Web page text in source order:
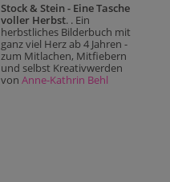
Stock & Stein - Eine Tasche
voller Herbst. . Ein
herbstliches Bilderbuch mit
ganz viel Herz ab 4 Jahren -
zum Mitlachen, Mitfiebern
und selbst Kreativwerden
vonAnne-Kathrin Behl